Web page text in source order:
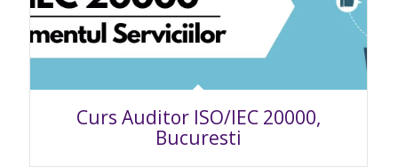
Curs Auditor ISO/IEC 20000,
Bucuresti